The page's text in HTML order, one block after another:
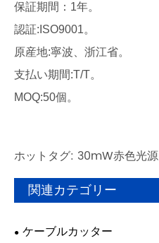
保証期間：1年。
認証:ISO9001。
原産地:寧波、浙江省。
支払い期間:T/T。
MOQ:50個。
ホットタグ: 30mW赤色光
関連カテゴリー
ケーブルカッター